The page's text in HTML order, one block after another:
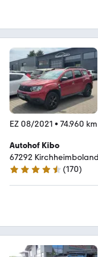
EZ 08/2021 • 74.960 km
Autohof Kibo
67292
4.4 Sterne
(170)